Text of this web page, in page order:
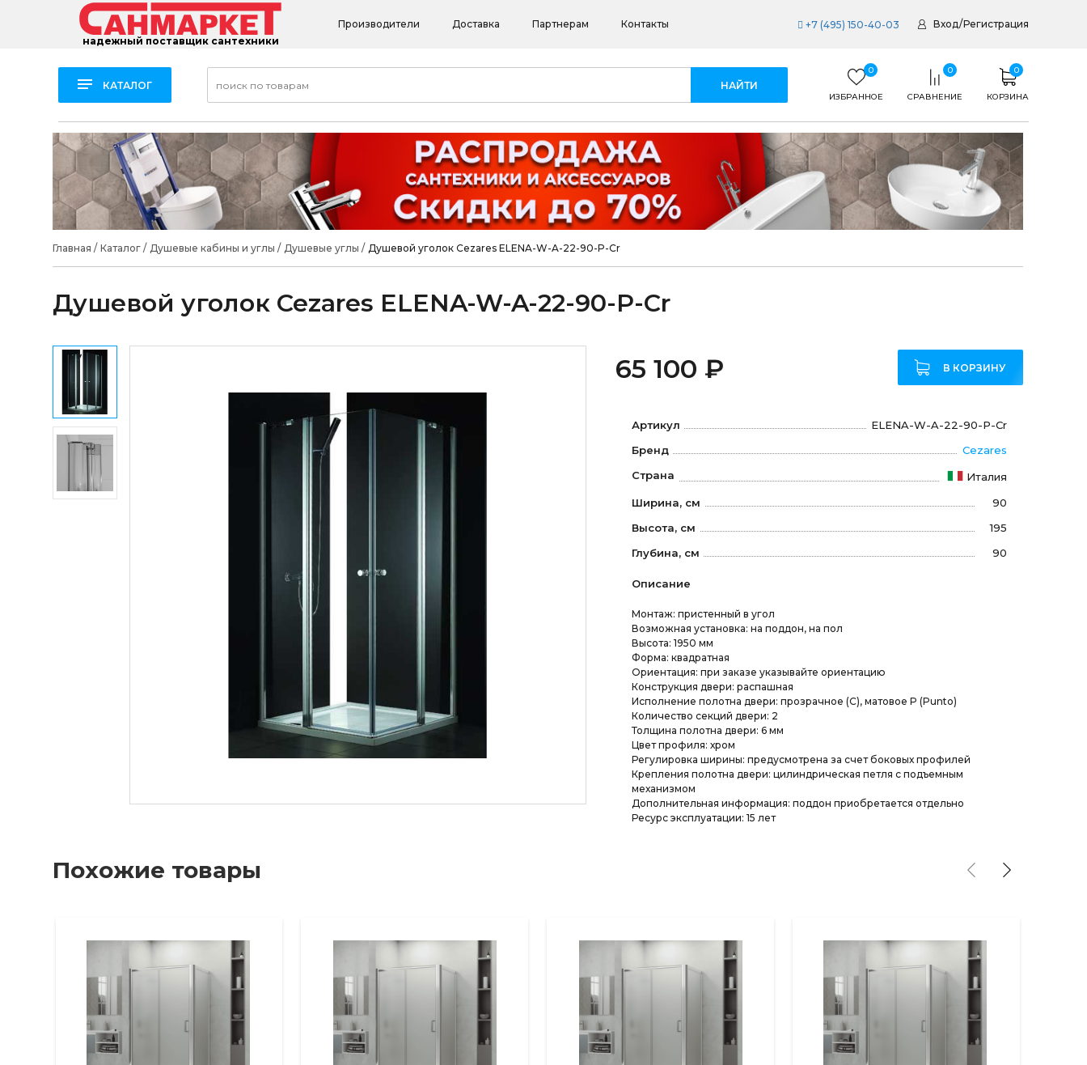
надежный поставщик сантехники
Производители Доставка Партнерам Контакты +7 (495) 150-40-03 Вход/Регистрация
КАТАЛОГ
0
ИЗБРАННОЕ
0
СРАВНЕНИЕ
0
КОРЗИНА
Главная / Каталог/ Душевые кабины и углы / Душевые углы / Душевой уголок Cezares ELENA-W-A-22-90-P-Cr
Душевой уголок Cezares ELENA-W-A-22-90-P-Cr
65 100 ₽ В КОРЗИНУ
Артикул
ELENA-W-A-22-90-P-Cr
Бренд
Cezares
Страна
Италия
Ширина, см
90
Высота, см
195
Глубина, см
90
Описание
Монтаж: пристенный в угол
Возможная установка: на поддон, на пол
Высота: 1950 мм
Форма: квадратная
Ориентация: при заказе указывайте ориентацию
Конструкция двери: распашная
Исполнение полотна двери: прозрачное (C), матовое P (Punto)
Количество секций двери: 2
Толщина полотна двери: 6 мм
Цвет профиля: хром
Регулировка ширины: предусмотрена за счет боковых профилей
Крепления полотна двери: цилиндрическая петля с подъемным
механизмом
Дополнительная информация: поддон приобретается отдельно
Ресурс эксплуатации: 15 лет
Похожие товары